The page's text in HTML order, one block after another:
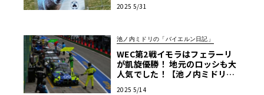
リのジャーマン日記】
2025 5/31
池ノ内ミドリの「バイエルン日記」
WEC第2戦イモラはフェラーリ
が凱旋優勝！ 地元のロッシも大
人気でした！【池ノ内ミドリの
2025 5/14